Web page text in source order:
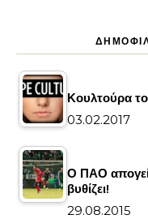
Κουλτούρα
03.02.2017
Ο ΠΑΟ
βυθίζει!
29.08.2015